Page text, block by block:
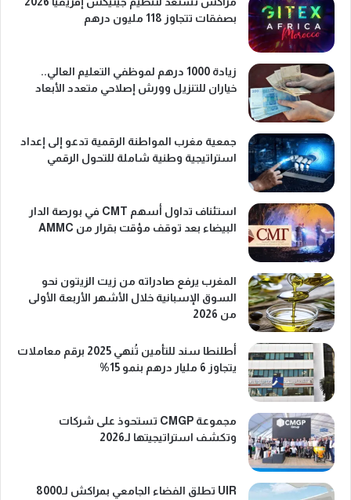
بصفقات تتجاوز 118 مليون درهم
زيادة 1000 درهم لموظفي التعليم العالي..
خياران للتنزيل وورش إصلاحي متعدد الأبعاد
جمعية مغرب المواطنة الرقمية تدعو إلى إعداد
استراتيجية وطنية شاملة للتحول الرقمي
استئناف تداول أسهم CMT في بورصة الدار
البيضاء بعد توقف مؤقت بقرار من AMMC
المغرب يرفع صادراته من زيت الزيتون نحو
السوق الإسبانية خلال الأشهر الأربعة الأولى
من 2026
أطلنطا سند للتأمين تُنهي 2025 برقم معاملات
يتجاوز 6 مليار درهم بنمو 15%
مجموعة CMGP تستحوذ على شركات
وتكشف استراتيجيتها لـ2026
UIR تطلق الفضاء الجامعي بمراكش لـ8000